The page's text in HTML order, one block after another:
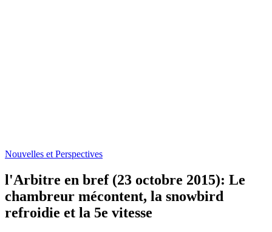
Nouvelles et Perspectives
l'Arbitre en bref (23 octobre 2015): Le
chambreur mécontent, la snowbird
refroidie et la 5e vitesse